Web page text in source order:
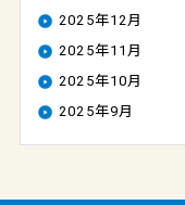
2025年12月
2025年11月
2025年10月
2025年9月